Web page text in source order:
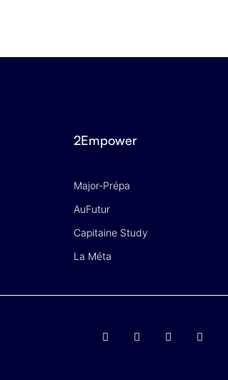
2Empower
Major-Prépa
AuFutur
Capitaine Study
La Méta